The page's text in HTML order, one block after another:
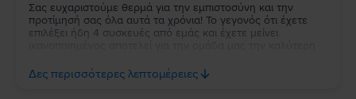
Σας ευχαριστούμε θερμά για την εμπιστοσύνη και την
προτίμησή σας όλα αυτά τα χρόνια! Το γεγονός ότι έχετε
επιλέξει ήδη 4 συσκευές από εμάς και έχετε μείνει
ανταποκρίθηκαν στις προσδοκίες σας. Σας ευχαριστούμε για
τη στήριξή σας και θα χαρούμε να σας εξυπηρετήσουμε
Δες περισσότερες λεπτομέρειες